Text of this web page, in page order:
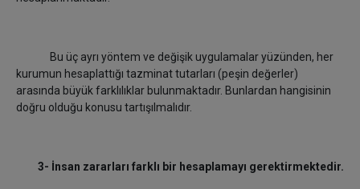
Bu üç ayrı yöntem ve değişik uygulamalar yüzünden, her
kurumun hesaplattığı tazminat tutarları (peşin değerler)
arasında büyük farklılıklar bulunmaktadır. Bunlardan hangisinin
doğru olduğu konusu tartışılmalıdır.
3- İnsan zararları farklı bir hesaplamayı gerektirmektedir.